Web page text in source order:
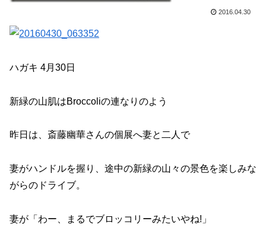
2016.04.30
ハガキ 4月30日
新緑の山肌はBroccoliの連なりのよう
昨日は、斎藤幽華さんの個展へ妻と二人で
妻がハンドルを握り、途中の新緑の山々の景色を楽しみな
がらのドライブ。
妻が「わー、まるでブロッコリーみたいやね!」